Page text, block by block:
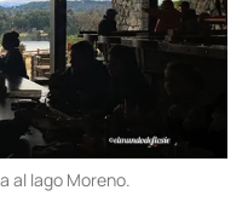
al lago Moreno.